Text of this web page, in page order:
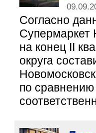
Согласно
Супермаркет
на конец II
округа
по